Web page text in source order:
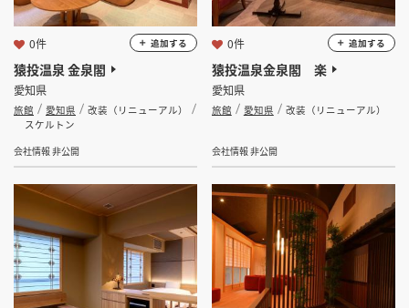
設計施工会社 選択する
金額
会員ログインすると検索できます。
坪数
坪 ～ 坪
猿投温泉 金泉閣
愛知県
旅館 愛知県
改装（リニューアル）
スケルトン
会社情報 非公開
0件 追加する
猿投温泉金泉閣 楽
愛知県
旅館 愛知県 改装（リニューアル）
会社情報 非公開
0件 追加する